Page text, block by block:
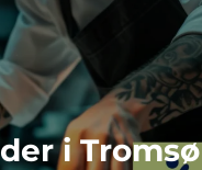
i Tromsø